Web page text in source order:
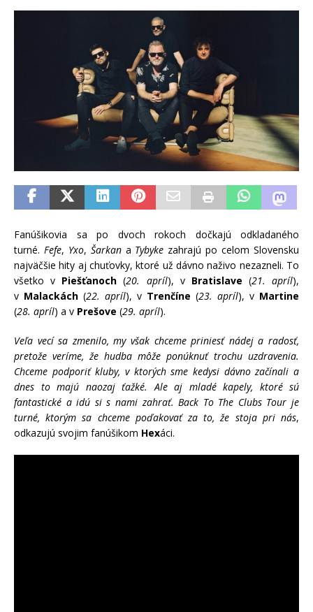
Fanúšikovia sa po dvoch rokoch dočkajú odkladaného
turné. Fefe, Yxo, Šarkana Tybyke zahrajú po celom Slovensku
najväčšie hity aj chuťovky, ktoré už dávno naživo nezazneli. To
všetko v Piešťanoch (20. apríl), v Bratislave (21. apríl),
v Malackách (22. apríl), v Trenčíne (23. apríl), v Martine
(28. apríl) a v Prešove (29. apríl).
Veľa vecí sa zmenilo, my však chceme priniesť nádej a radosť,
pretože veríme, že hudba môže ponúknuť trochu uzdravenia.
Chceme podporiť kluby, v ktorých sme kedysi dávno začínali a
dnes to majú naozaj ťažké. Ale aj mladé kapely, ktoré sú
fantastické a idú si s nami zahrať. Back To The Clubs Tour je
turné, ktorým sa chceme poďakovať za to, že stoja pri nás,
odkazujú svojim fanúšikom Hexáci.